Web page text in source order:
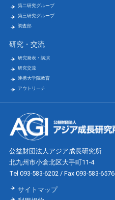
第二研究グループ
第三研究グループ
調査部
研究・交流
研究発表・講演
研究交流
連携大学院教育
アウトリーチ
公益財団法人アジア成長研究所
北九州市小倉北区大手町11-4
Tel 093-583-6202 / Fax 093-583-6576
サイトマップ